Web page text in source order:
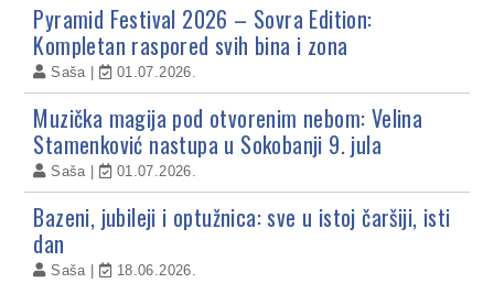
Pyramid Festival 2026 – Sovra Edition:
Kompletan raspored svih bina i zona
Saša 01.07.2026.
Muzička magija pod otvorenim nebom: Velina
Stamenković nastupa u Sokobanji 9. jula
Saša 01.07.2026.
Bazeni, jubileji i optužnica: sve u istoj čaršiji, isti
dan
Saša 18.06.2026.